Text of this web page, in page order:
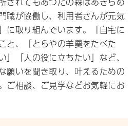
職が協働し、利用者さんが元気
に取り組んでいます。「自宅に
と、「とらやの羊羹をたべた
」「人の役に立ちたい」など、
願いを聞き取り、叶えるための
ご相談、ご見学などお気軽にお